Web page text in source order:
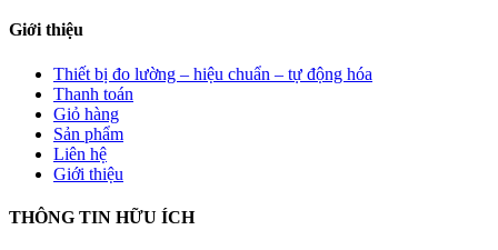
Giới thiệu
Thiết bị đo lường – hiệu chuẩn – tự động hóa
Thanh toán
Giỏ hàng
Sản phẩm
Liên hệ
Giới thiệu
THÔNG TIN HỮU ÍCH